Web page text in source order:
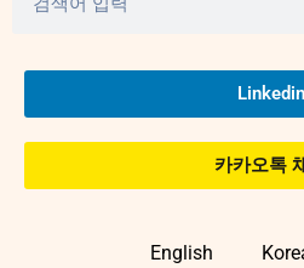
Linkedin
카카오톡
English